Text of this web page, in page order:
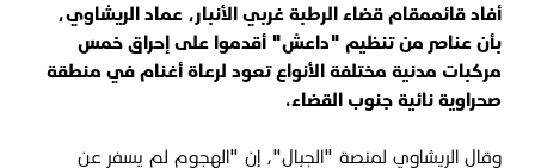
أفاد قائممقام قضاء الرطبة غربي الأنبار، عماد الريشاوي،
بأن عناصر من تنظيم "داعش" أقدموا على إحراق خمس
مركبات مدنية مختلفة الأنواع تعود لرعاة أغنام في منطقة
صحراوية نائية جنوب القضاء.
وقال الريشاوي لمنصة "الجبال"، إن "الهجوم لم يسفر عن